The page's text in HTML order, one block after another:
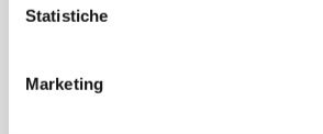
Statistiche
Marketing